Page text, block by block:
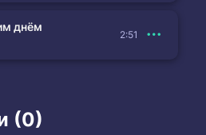
днём
2:51
(0)